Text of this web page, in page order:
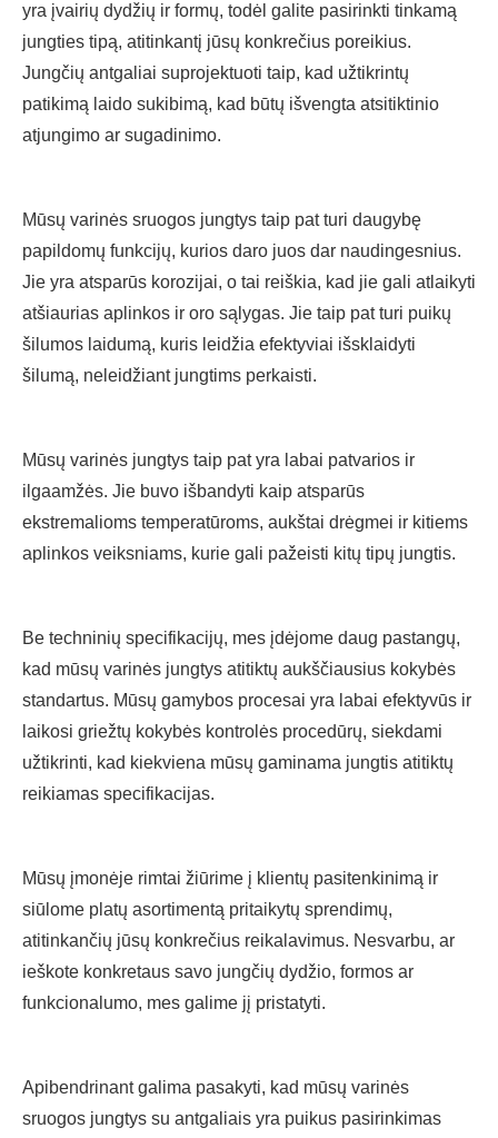
yra įvairių dydžių ir formų, todėl galite pasirinkti tinkamą
jungties tipą, atitinkantį jūsų konkrečius poreikius.
Jungčių antgaliai suprojektuoti taip, kad užtikrintų
patikimą laido sukibimą, kad būtų išvengta atsitiktinio
atjungimo ar sugadinimo.
Mūsų varinės sruogos jungtys taip pat turi daugybę
papildomų funkcijų, kurios daro juos dar naudingesnius.
Jie yra atsparūs korozijai, o tai reiškia, kad jie gali atlaikyti
atšiaurias aplinkos ir oro sąlygas. Jie taip pat turi puikų
šilumos laidumą, kuris leidžia efektyviai išsklaidyti
šilumą, neleidžiant jungtims perkaisti.
Mūsų varinės jungtys taip pat yra labai patvarios ir
ilgaamžės. Jie buvo išbandyti kaip atsparūs
ekstremalioms temperatūroms, aukštai drėgmei ir kitiems
aplinkos veiksniams, kurie gali pažeisti kitų tipų jungtis.
Be techninių specifikacijų, mes įdėjome daug pastangų,
kad mūsų varinės jungtys atitiktų aukščiausius kokybės
standartus. Mūsų gamybos procesai yra labai efektyvūs ir
laikosi griežtų kokybės kontrolės procedūrų, siekdami
užtikrinti, kad kiekviena mūsų gaminama jungtis atitiktų
reikiamas specifikacijas.
Mūsų įmonėje rimtai žiūrime į klientų pasitenkinimą ir
siūlome platų asortimentą pritaikytų sprendimų,
atitinkančių jūsų konkrečius reikalavimus. Nesvarbu, ar
ieškote konkretaus savo jungčių dydžio, formos ar
funkcionalumo, mes galime jį pristatyti.
Apibendrinant galima pasakyti, kad mūsų varinės
sruogos jungtys su antgaliais yra puikus pasirinkimas